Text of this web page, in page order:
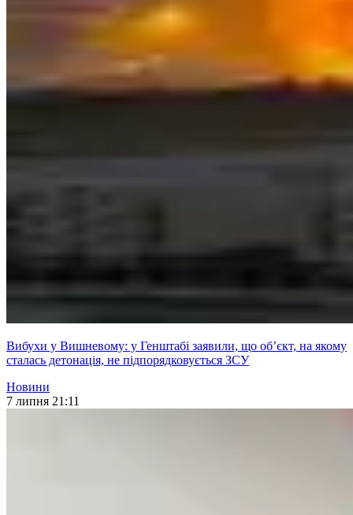
Вибухи у Вишневому: у Генштабі заявили, що об’єкт, на якому
сталась детонація, не підпорядковується ЗСУ
Новини
7 липня 21:11